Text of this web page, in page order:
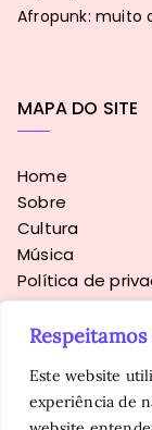
Este website
experiência de
Afropunk: muito
MAPA DO SITE
Home
Sobre
Cultura
Música
Política de
Copyright © 2016